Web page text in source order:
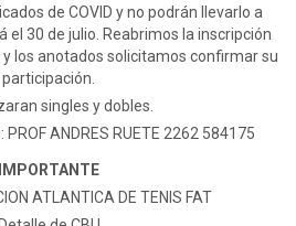
de COVID y no podrán llevarlo a
el 30 de julio. Reabrimos la inscripción
los anotados solicitamos confirmar su
participación.
singles y dobles.
PROF ANDRES RUETE 2262 584175
IMPORTANTE
ATLANTICA DE TENIS FAT